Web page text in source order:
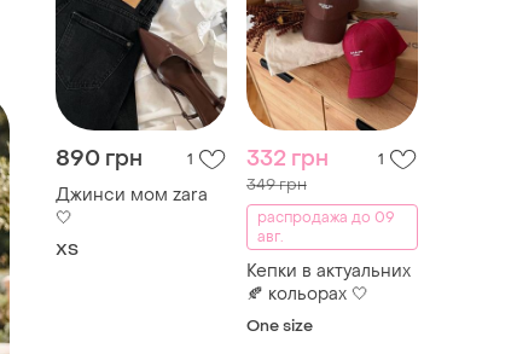
890 грн 1
Джинси мом zara
🤍
XS
332 грн 1
349 грн
распродажа до 09
авг.
Кепки в актуальних
🍂 кольорах 🤍
One size